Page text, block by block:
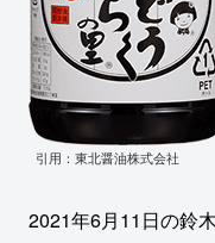
引用：東北醤油株式会社
2021年6月11日の鈴